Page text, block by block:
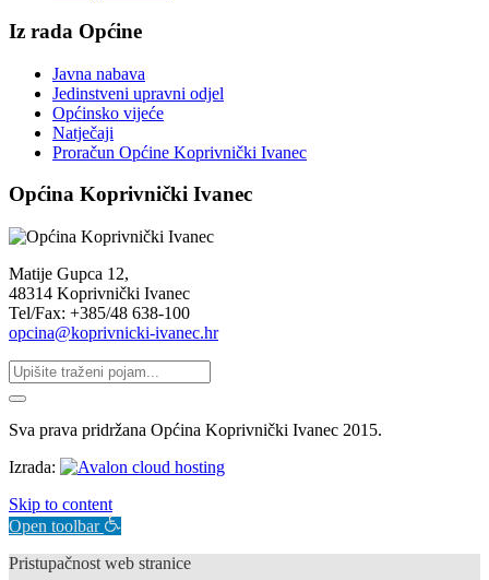
Iz rada Općine
Javna nabava
Jedinstveni upravni odjel
Općinsko vijeće
Natječaji
Proračun Općine Koprivnički Ivanec
Općina Koprivnički Ivanec
Matije Gupca 12,
48314 Koprivnički Ivanec
Tel/Fax: +385/48 638-100
opcina@koprivnicki-ivanec.hr
Sva prava pridržana Općina Koprivnički Ivanec 2015.
Izrada:
Skip to content
Open toolbar
Pristupačnost web stranice